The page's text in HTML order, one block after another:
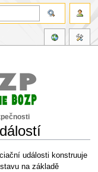
události konstruuje
na základě